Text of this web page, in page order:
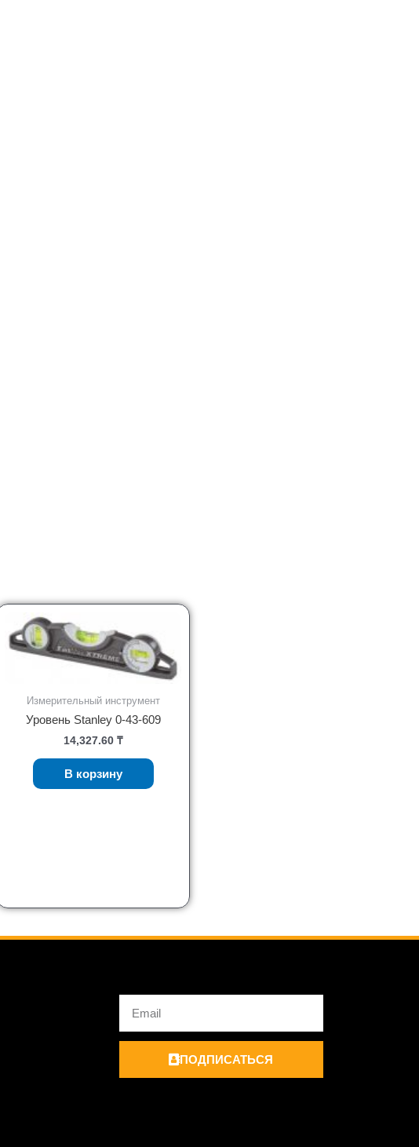
Измерительный инструмент
Уровень Stanley 0-43-609
14,327.60₸
В корзину
ПОДПИСАТЬСЯ